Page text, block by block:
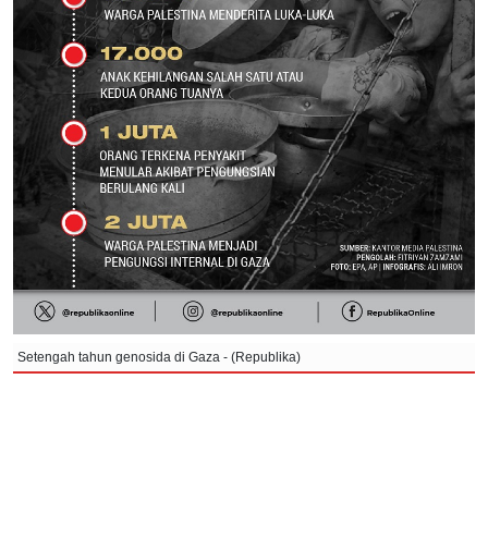
Setengah tahun genosida di Gaza - (Republika)